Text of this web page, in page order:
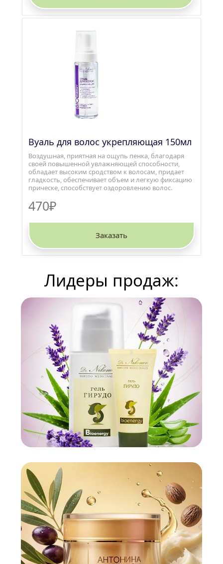
Вуаль для волос укрепляющая 150мл
Воздушная, приятная на ощупь пенка, благодаря
своей повышенной увлажняющей способности,
обладает высоким сродством к волосам, придает
гладкость, обеспечивает объем и легкую фиксацию
прическе, способствует оздоровлению волос.
470₽
Заказать
Лидеры продаж: